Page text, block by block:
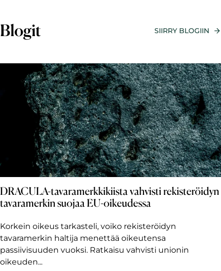
Blogit SIIRRY BLOGIIN
DRACULA-tavaramerkkikiista vahvisti rekisteröidyn
tavaramerkin suojaa EU-oikeudessa
Korkein oikeus tarkasteli, voiko rekisteröidyn
tavaramerkin haltija menettää oikeutensa
passiivisuuden vuoksi. Ratkaisu vahvisti unionin
oikeuden...